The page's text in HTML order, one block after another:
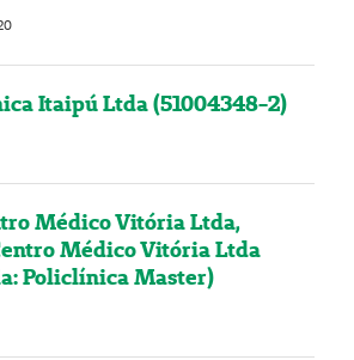
Itaipú Ltda (51004348-2)
Médico Vitória Ltda,
Médico Vitória Ltda
Policlínica Master)